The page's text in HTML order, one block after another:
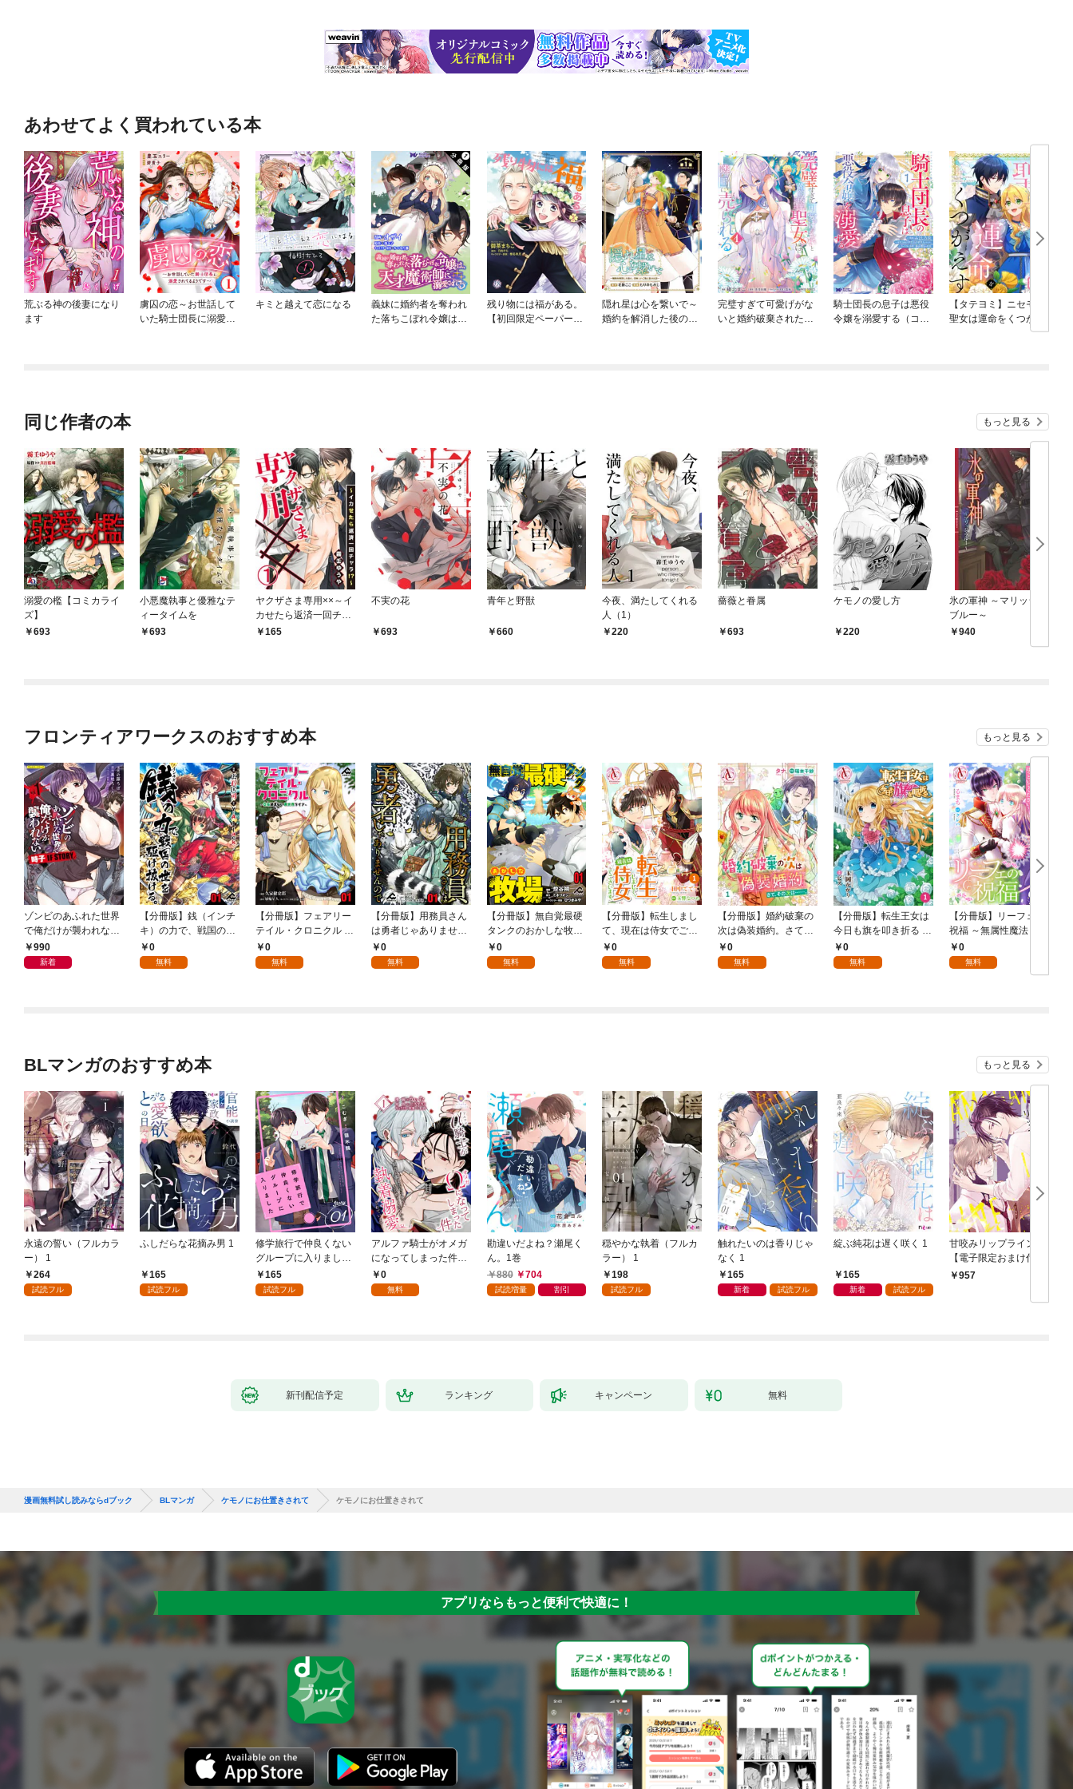
あわせてよく買われている本
荒ぶる神の後妻になり
ます
虜囚の恋～お世話して
いた騎士団長に溺愛さ
キミと越えて恋になる
義妹に婚約者を奪われ
た落ちこぼれ令嬢は、
残り物には福がある。
【初回限定ペーパー
隠れ星は心を繋いで～
婚約を解消した後の、
完璧すぎて可愛げがな
いと婚約破棄された聖
騎士団長の息子は悪役
令嬢を溺愛する（コミ
【タテヨミ】ニセモノ
聖女は運命をくつがえ
同じ作者の本 もっと見る
溺愛の檻【コミカライ
ズ】
693
小悪魔執事と優雅なテ
ィータイムを
693
ヤクザさま専用××～イ
カせたら返済一回チャ
ラ!?～ 1巻
165
不実の花
693
青年と野獣
660
今夜、満たしてくれる
人（1）
220
薔薇と眷属
693
ケモノの愛し方
220
氷の軍神 ～マリッジ・
ブルー～
940
フロンティアワークスのおすすめ本 もっと見る
ゾンビのあふれた世界
で俺だけが襲われない
時子 IF STORY 1
990
新着
【分冊版】銭（インチ
キ）の力で、戦国の世
を駆け抜ける。 第1話
0
無料
【分冊版】フェアリー
テイル・クロニクル ～
空気読まない異世界ラ
イフ～ 第1話
0
無料
【分冊版】用務員さん
は勇者じゃありません
ので 第1話
0
無料
【分冊版】無自覚最硬
タンクのおかしな牧場
第1話
0
無料
【分冊版】転生しまし
て、現在は侍女でござ
います。 第1話（アリ
アンローズコミック
0
無料
【分冊版】婚約破棄の
次は偽装婚約。さて、
その次は……。 第1話
（アリアンローズコミ
0
無料
【分冊版】転生王女は
今日も旗を叩き折る 第
1話（アリアンローズ
コミックス）
0
無料
【分冊版】リーフェの
祝福 ～無属性魔法しか
使えない落ちこぼれと
してほっといてくださ
い～ 第1話（アリアン
0
無料
BLマンガのおすすめ本 もっと見る
永遠の誓い（フルカラ
ー） 1
264
試読フル
ふしだらな花摘み男 1
165
試読フル
修学旅行で仲良くない
グループに入りました
【単話版】1巻
165
試読フル
アルファ騎士がオメガ
になってしまった件～
最強α騎士団長の俺
が、世話焼きα部下か
0
無料
勘違いだよね？瀬尾く
ん。1巻
880
704
試読増量 割引
穏やかな執着（フルカ
ラー） 1
198
試読フル
触れたいのは香りじゃ
なく 1
165
新着 試読フル
綻ぶ純花は遅く咲く 1
165
新着 試読フル
甘咬みリップライン
【電子限定おまけ付
き】957
新刊配信予定 ランキング キャンペーン 無料
漫画無料試し読みならdブック BLマンガ ケモノにお仕置きされて ケモノにお仕置きされて
アプリならもっと便利で快適に！